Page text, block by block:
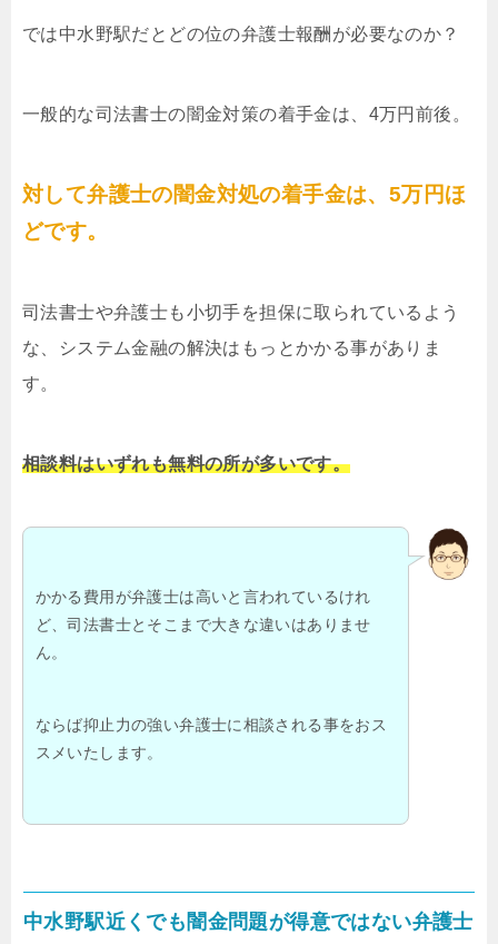
では中水野駅だとどの位の弁護士報酬が必要なのか？
一般的な司法書士の闇金対策の着手金は、4万円前後。
対して弁護士の闇金対処の着手金は、5万円ほ
どです。
司法書士や弁護士も小切手を担保に取られているよう
な、システム金融の解決はもっとかかる事がありま
す。
相談料はいずれも無料の所が多いです。
かかる費用が弁護士は高いと言われているけれ
ど、司法書士とそこまで大きな違いはありませ
ん。
ならば抑止力の強い弁護士に相談される事をおス
スメいたします。
中水野駅近くでも闇金問題が得意ではない弁護士